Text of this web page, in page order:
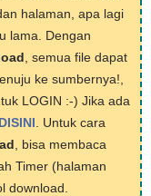
halaman, apa lagi
lama. Dengan
, semua file dapat
ke sumbernya!,
LOGIN :-) Jika ada
DISINI . Untuk cara
, bisa membaca
Timer (halaman
download.